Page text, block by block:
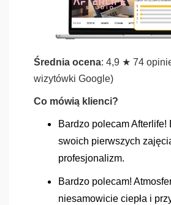
Średnia ocena: 4,9 ★ 74
wizytówki Google)
Co mówią klienci?
Bardzo polecam Afterlife!
swoich pierwszych
profesjonalizm.
Bardzo polecam!
niesamowicie ciepła i